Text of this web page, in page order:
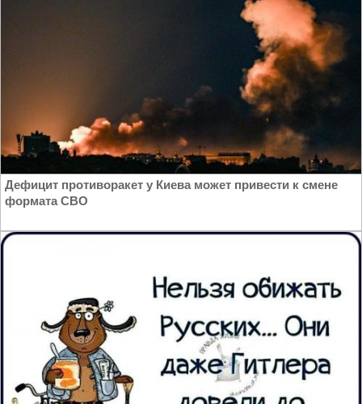
Дефицит противоракет у Киева может привести к смене
формата СВО